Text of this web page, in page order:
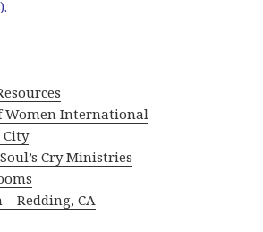
Women International
City
Cry Ministries
Redding, CA